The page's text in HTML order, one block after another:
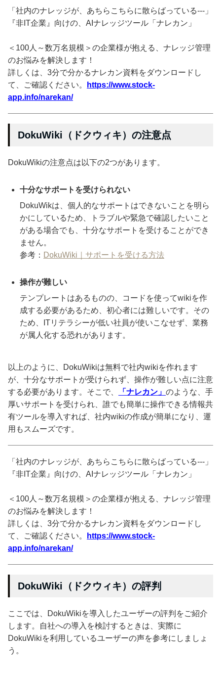
「社内のナレッジが、あちらこちらに散らばっている---」
『非IT企業』向けの、AIナレッジツール「ナレカン」
＜100人～数万名規模＞の企業様が抱える、ナレッジ管理
のお悩みを解決します！
詳しくは、3分で分かるナレカン資料をダウンロードし
て、ご確認ください。
https://www.stock-
app.info/narekan/
DokuWiki（ドクウィキ）の注意点
DokuWikiの注意点は以下の2つがあります。
十分なサポートを受けられない
DokuWikは、個人的なサポートはできないことを明ら
かにしているため、トラブルや緊急で確認したいこと
がある場合でも、十分なサポートを受けることができ
ません。
参考： DokuWiki｜サポートを受ける方法
操作が難しい
テンプレートはあるものの、コードを使ってwikiを作
成する必要があるため、初心者には難しいです。その
ため、ITリテラシーが低い社員が使いこなせず、業務
が属人化する恐れがあります。
以上のように、DokuWikiは無料で社内wikiを作れます
が、十分なサポートが受けられず、操作が難しい点に注意
する必要があります。そこで、
「ナレカン」 のような、手
厚いサポートを受けられ、誰でも簡単に操作できる情報共
有ツールを導入すれば、社内wikiの作成が簡単になり、運
用もスムーズです。
「社内のナレッジが、あちらこちらに散らばっている---」
『非IT企業』向けの、AIナレッジツール「ナレカン」
＜100人～数万名規模＞の企業様が抱える、ナレッジ管理
のお悩みを解決します！
詳しくは、3分で分かるナレカン資料をダウンロードし
て、ご確認ください。
https://www.stock-
app.info/narekan/
DokuWiki（ドクウィキ）の評判
ここでは、DokuWikiを導入したユーザーの評判をご紹介
します。自社への導入を検討するときは、実際に
DokuWikiを利用しているユーザーの声を参考にしましょ
う。